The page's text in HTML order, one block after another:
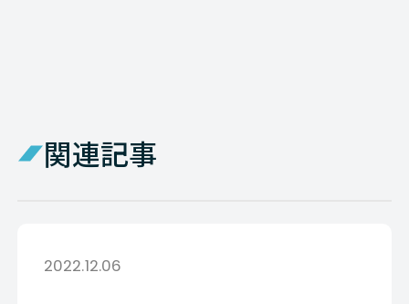
関連記事
2022.12.06